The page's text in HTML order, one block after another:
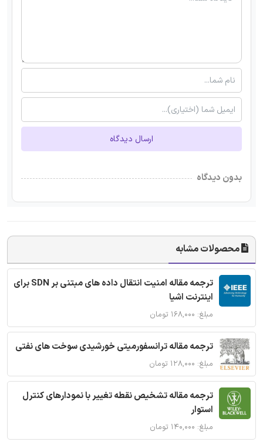
ارسال دیدگاه
بدون دیدگاه
محصولات مشابه
ترجمه مقاله امنیت انتقال داده های مبتنی بر SDN برای
اینترنت اشیا
مبلغ: ۱۶۸,۰۰۰ تومان
ترجمه مقاله ترانسفورمیتی خورشیدی سوخت های نفتی
مبلغ: ۱۲۸,۰۰۰ تومان
ترجمه مقاله تشخیص نقطه تغییر با نمودارهای کنترل
استوار
مبلغ: ۱۴۰,۰۰۰ تومان